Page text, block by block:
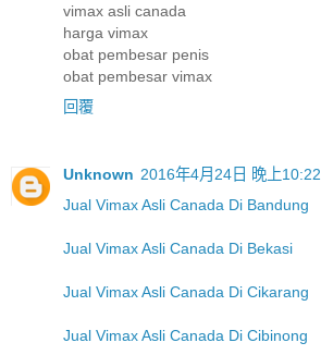
vimax asli canada
harga vimax
obat pembesar penis
obat pembesar vimax
回覆
Unknown 2016年4月24日 晚上10:22
Jual Vimax Asli Canada Di Bandung
Jual Vimax Asli Canada Di Bekasi
Jual Vimax Asli Canada Di Cikarang
Jual Vimax Asli Canada Di Cibinong